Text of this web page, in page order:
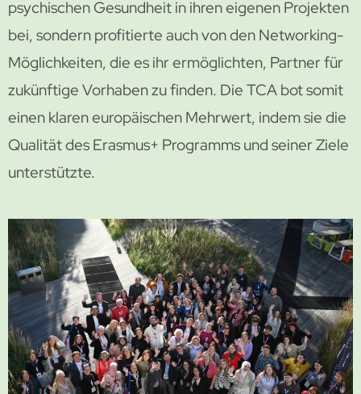
psychischen Gesundheit in ihren eigenen Projekten
bei, sondern profitierte auch von den Networking-
Möglichkeiten, die es ihr ermöglichten, Partner für
zukünftige Vorhaben zu finden. Die TCA bot somit
einen klaren europäischen Mehrwert, indem sie die
Qualität des Erasmus+ Programms und seiner Ziele
unterstützte.